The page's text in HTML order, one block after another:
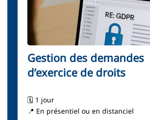
Gestion des demandes
d’exercice de droits
🗓️ 1 jour
📍 En présentiel ou en distanciel